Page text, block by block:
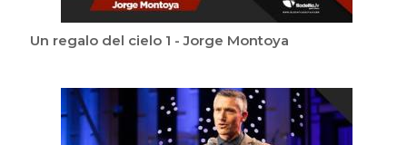
Un regalo del cielo 1 - Jorge Montoya